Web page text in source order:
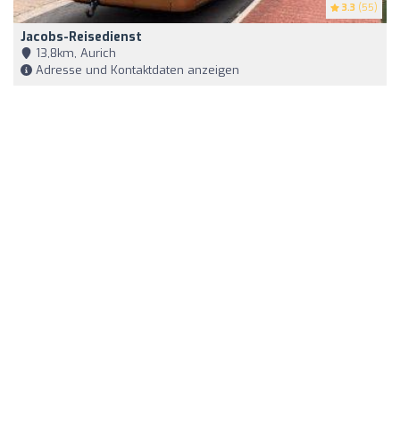
3.3 (55)
Jacobs-Reisedienst
13,8km, Aurich
Adresse und Kontaktdaten anzeigen